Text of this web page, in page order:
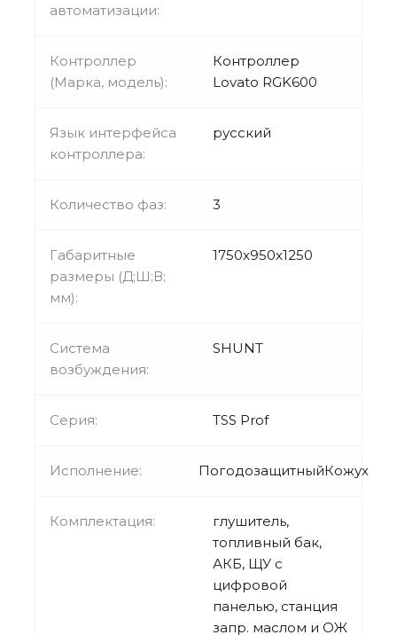
автоматизации:
Контроллер
(Марка, модель):
Контроллер
Lovato RGK600
Язык интерфейса
контроллера:
русский
Количество фаз: 3
Габаритные
размеры (Д;Ш;В;
мм):
1750x950x1250
Система
возбуждения:
SHUNT
Серия: TSS Prof
Исполнение: ПогодозащитныйКожух
Комплектация:
глушитель,
топливный бак,
АКБ, ЩУ с
цифровой
панелью, станция
запр. маслом и ОЖ